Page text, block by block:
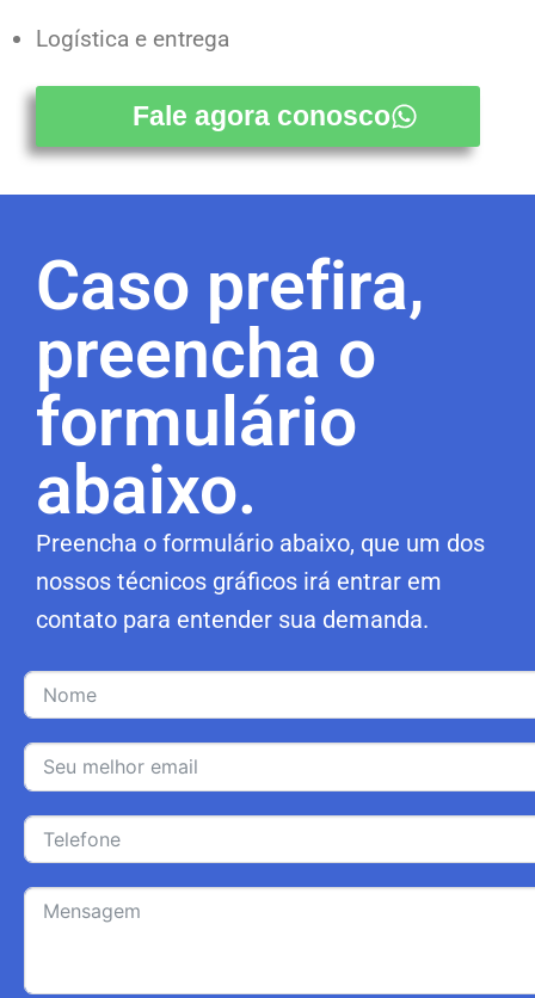
Logística e entrega
Fale agora conosco
Caso prefira,
preencha o
formulário
abaixo.
Preencha o formulário abaixo, que um dos
nossos técnicos gráficos irá entrar em
contato para entender sua demanda.